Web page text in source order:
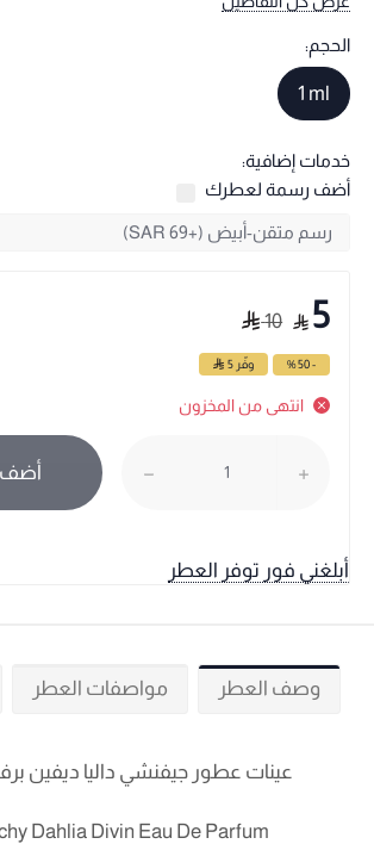
الحجم:
1 ml
خدمات إضافية:
أضف رسمة لعطرك
5
10
- 50 % وفّر 5
انتهى من المخزون
أضف
أبلغني فور توفر العطر
وصف العطر مواصفات العطر
عينات عطور جيفنشي داليا ديفين
Dahlia Divin Eau De Parfum